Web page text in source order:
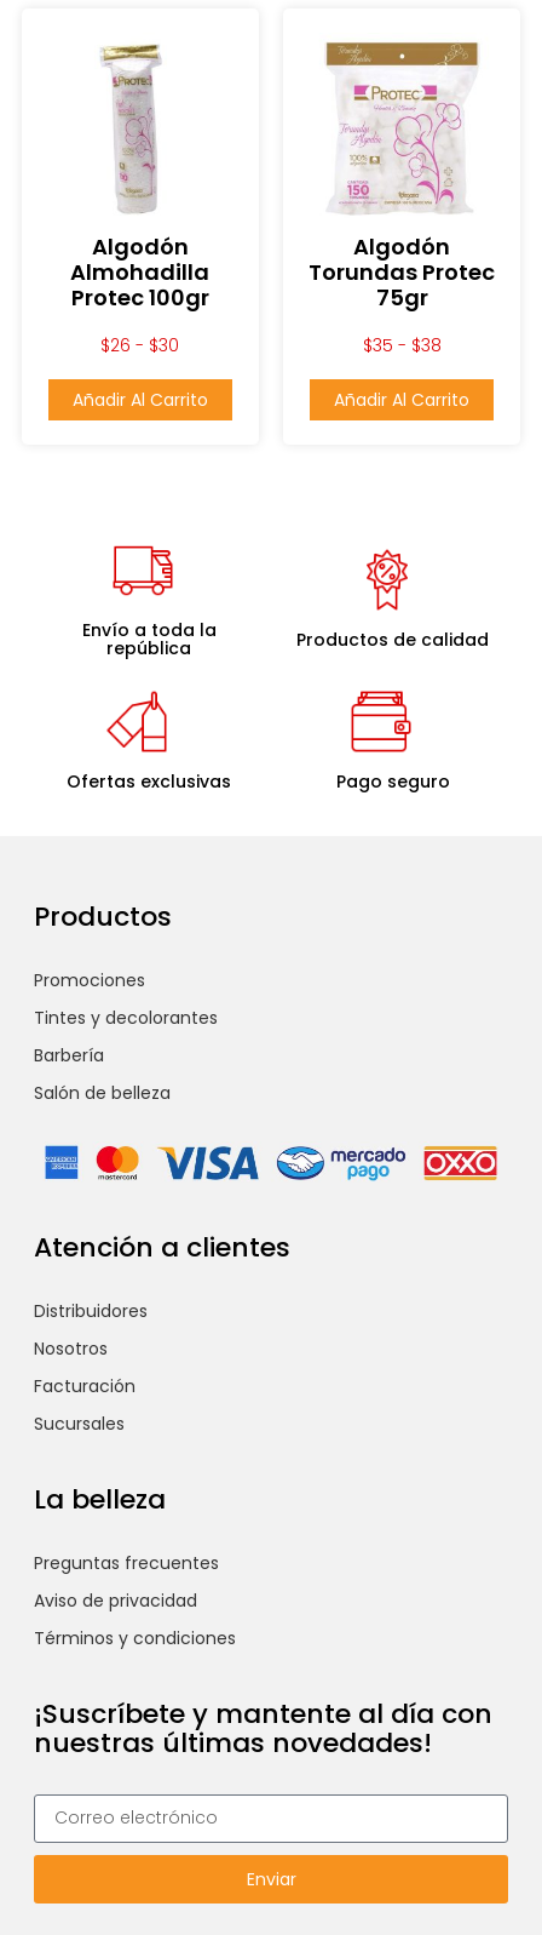
Algodón
Almohadilla
Protec 100gr
$26 - $30
Añadir Al Carrito
Algodón
Torundas Protec
75gr
$35 - $38
Añadir Al Carrito
Envío a toda la
república Productos de calidad
Ofertas exclusivas Pago seguro
Productos
Promociones
Tintes y decolorantes
Barbería
Salón de belleza
Atención a clientes
Distribuidores
Nosotros
Facturación
Sucursales
La belleza
Preguntas frecuentes
Aviso de privacidad
Términos y condiciones
¡Suscríbete y mantente al día con
nuestras últimas novedades!
Enviar